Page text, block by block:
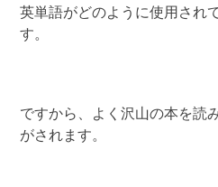
英単語がどのように使用され
す。
ですから、よく沢山の本を読
がされます。